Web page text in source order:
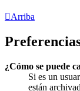
Arriba
¿Cómo se puede
Si es un
están